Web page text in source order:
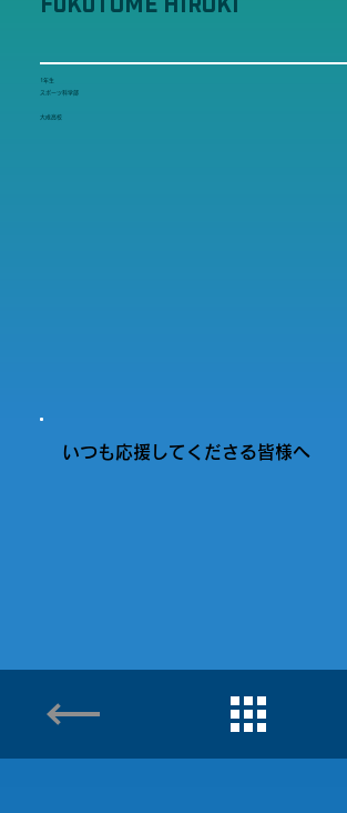
1年生
スポーツ科学部
大成高校
いつも応援してくださる皆様へ